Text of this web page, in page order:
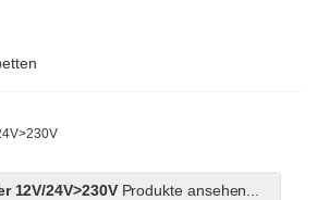
12V/24V>230VProdukte ansehen...